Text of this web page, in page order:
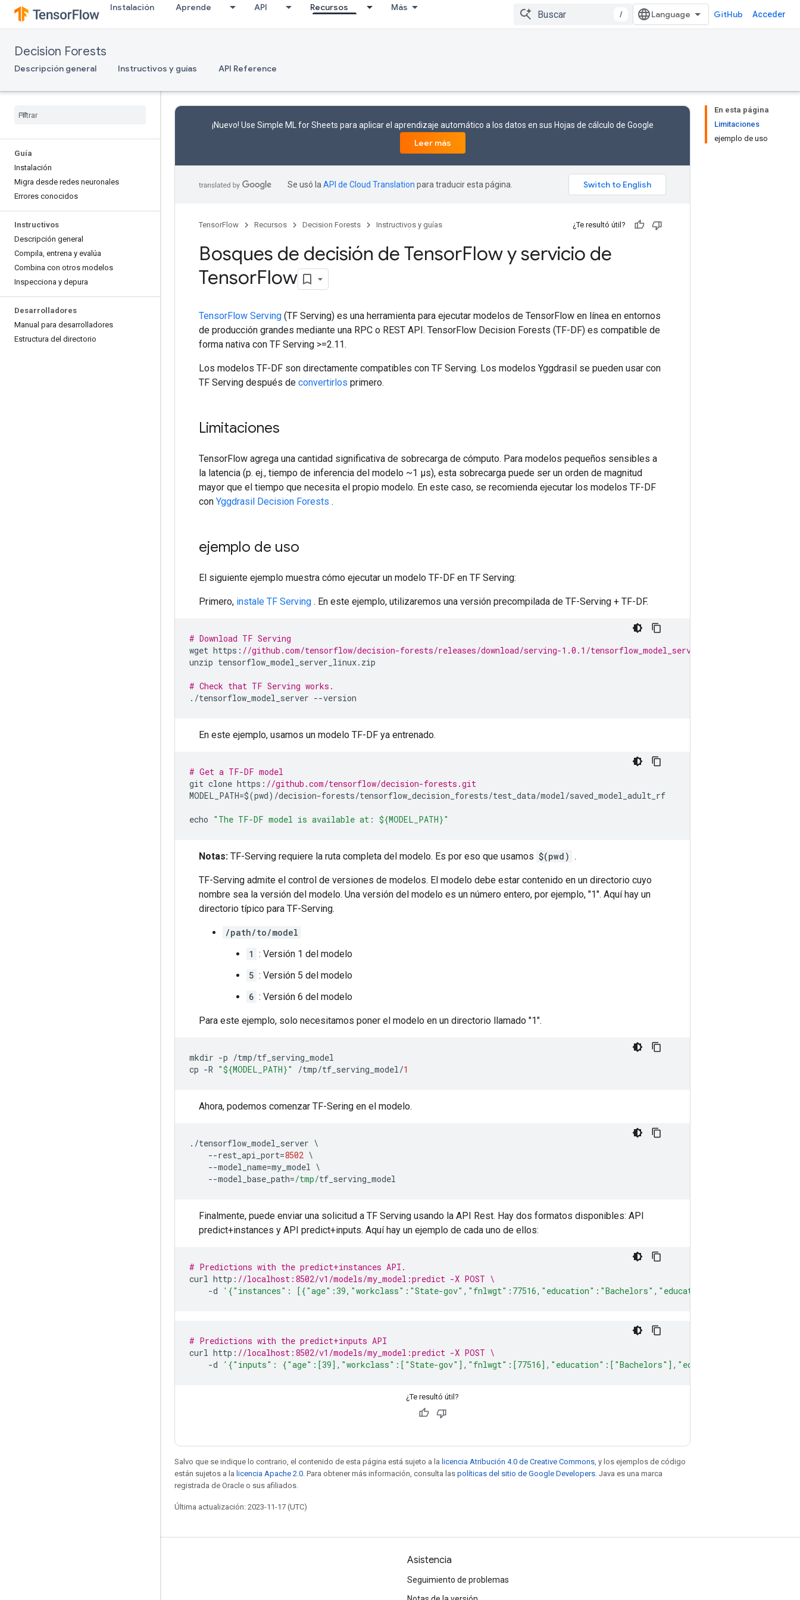
Instalación Aprende API Recursos Más
/ GitHub Acceder
Decision Forests
Descripción general Instructivos y guías API Reference
Guía
Instalación
Migra desde redes neuronales
Errores conocidos
Instructivos
Descripción general
Compila, entrena y evalúa
Combina con otros modelos
Inspecciona y depura
Desarrolladores
Manual para desarrolladores
Estructura del directorio
En esta página
Limitaciones
ejemplo de uso
¡Nuevo! Use Simple ML for Sheets para aplicar el aprendizaje automático a los datos en sus Hojas de cálculo de Google
Leer más
Se usó la API de Cloud Translation para traducir esta página.
TensorFlow Recursos Decision Forests Instructivos y guías ¿Te resultó útil?
Bosques de decisión de TensorFlow y servicio de
TensorFlow
TensorFlow Serving (TF Serving) es una herramienta para ejecutar modelos de TensorFlow en línea en entornos
de producción grandes mediante una RPC o REST API. TensorFlow Decision Forests (TF-DF) es compatible de
forma nativa con TF Serving >=2.11.
Los modelos TF-DF son directamente compatibles con TF Serving. Los modelos Yggdrasil se pueden usar con
TF Serving después de convertirlos primero.
Limitaciones
TensorFlow agrega una cantidad significativa de sobrecarga de cómputo. Para modelos pequeños sensibles a
la latencia (p. ej., tiempo de inferencia del modelo ~1 µs), esta sobrecarga puede ser un orden de magnitud
mayor que el tiempo que necesita el propio modelo. En este caso, se recomienda ejecutar los modelos TF-DF
con Yggdrasil Decision Forests .
ejemplo de uso
El siguiente ejemplo muestra cómo ejecutar un modelo TF-DF en TF Serving:
Primero, instale TF Serving . En este ejemplo, utilizaremos una versión precompilada de TF-Serving + TF-DF.
# Download TF Serving
wget https : //github.com/tensorflow/decision-forests/releases/download/serving-1.0.1/tensorflow_model_server_linux.zip
unzip tensorflow_model_server_linux. zip
# Check that TF Serving works.
./tensorflow_model_server --version
En este ejemplo, usamos un modelo TF-DF ya entrenado.
# Get a TF-DF model
git clone https : //github.com/tensorflow/decision-forests.git
MODEL_PATH=$(pwd)/decision-forests/tensorflow_decision_forests/test_data/model/saved_model_adult_rf
echo "The TF-DF model is available at: ${MODEL_PATH}"
Notas: TF-Serving requiere la ruta completa del modelo. Es por eso que usamos $(pwd) .
TF-Serving admite el control de versiones de modelos. El modelo debe estar contenido en un directorio cuyo
nombre sea la versión del modelo. Una versión del modelo es un número entero, por ejemplo, "1". Aquí hay un
directorio típico para TF-Serving.
/path/to/model
1 : Versión 1 del modelo
5 : Versión 5 del modelo
6 : Versión 6 del modelo
Para este ejemplo, solo necesitamos poner el modelo en un directorio llamado "1".
mkdir -p /tmp/tf_serving_model
cp -R "${MODEL_PATH}" /tmp/tf_serving_model/1
Ahora, podemos comenzar TF-Sering en el modelo.
./tensorflow_model_server \
--rest_api_port=8502 \
--model_name=my_model \
--model_base_path=/tmp/tf_serving_model
Finalmente, puede enviar una solicitud a TF Serving usando la API Rest. Hay dos formatos disponibles: API
predict+instances y API predict+inputs. Aquí hay un ejemplo de cada uno de ellos:
# Predictions with the predict+instances API.
curl http : //localhost:8502/v1/models/my_model:predict -X POST \
-d '{"instances": [{"age":39,"workclass":"State-
# Predictions with the predict+inputs API
curl http : //localhost:8502/v1/models/my_model:predict -X POST \
-d '{"inputs": {"age":[39],"workclass":["State-
¿Te resultó útil?
Salvo que se indique lo contrario, el contenido de esta página está sujeto a la licencia Atribución 4.0 de Creative Commons , y los ejemplos de código
están sujetos a la licencia Apache 2.0 . Para obtener más información, consulta las políticas del sitio de Google Developers . Java es una marca
registrada de Oracle o sus afiliados.
Última actualización: 2023-11-17 (UTC)
Asistencia
Seguimiento de problemas